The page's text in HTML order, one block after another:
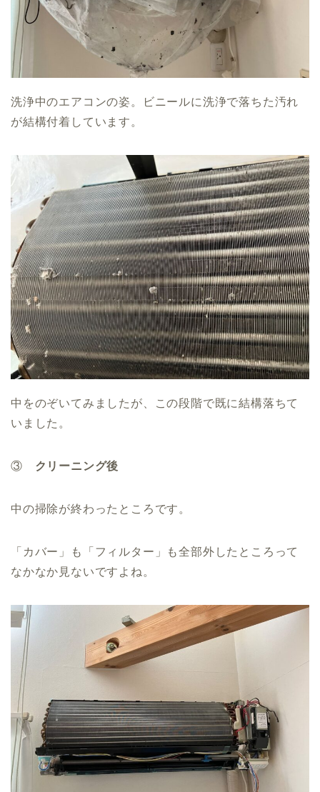
洗浄中のエアコンの姿。ビニールに洗浄で落ちた汚れ
が結構付着しています。
中をのぞいてみましたが、この段階で既に結構落ちて
いました。
③ クリーニング後
中の掃除が終わったところです。
「カバー」も「フィルター」も全部外したところって
なかなか見ないですよね。